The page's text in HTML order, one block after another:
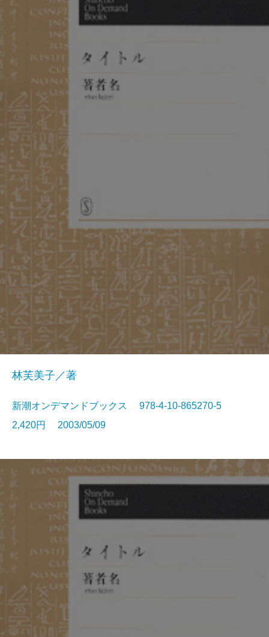
林芙美子／著
新潮オンデマンドブックス 978-4-10-865270-5
2,420円 2003/05/09